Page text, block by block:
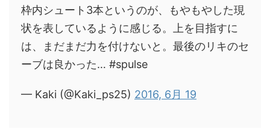
枠内シュート3本というのが、もやもやした現
状を表しているように感じる。上を目指すに
は、まだまだ力を付けないと。最後のリキのセ
ーブは良かった… #spulse
— Kaki (@Kaki_ps25) 2016, 6月 19